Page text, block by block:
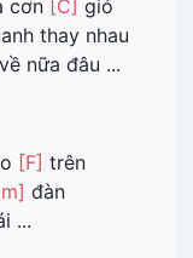
cơn [C] gió
thay nhau
về nữa đâu ...
[F] trên
đàn
...